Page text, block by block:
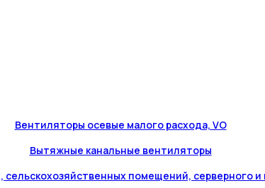
Вентиляторы осевые малого расхода, VO
Вытяжные канальные вентиляторы
помещений, серверного